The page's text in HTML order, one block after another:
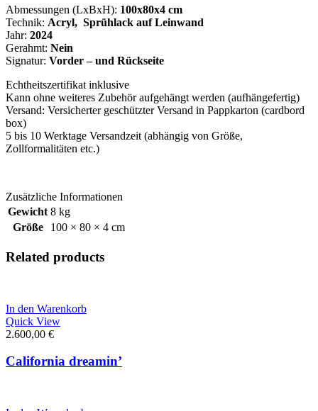
Abmessungen (LxBxH): 100x80x4 cm
Technik: Acryl, Sprühlack auf Leinwand
Jahr: 2024
Gerahmt: Nein
Signatur: Vorder – und Rückseite
Echtheitszertifikat inklusive
Kann ohne weiteres Zubehör aufgehängt werden (aufhängefertig)
Versand: Versicherter geschützter Versand in Pappkarton (cardbord
box)
5 bis 10 Werktage Versandzeit (abhängig von Größe,
Zollformalitäten etc.)
Zusätzliche Informationen
Gewicht 8 kg
Größe
100 × 80 × 4 cm
Related products
In den Warenkorb
Quick View
2.600,00 €
California dreamin’